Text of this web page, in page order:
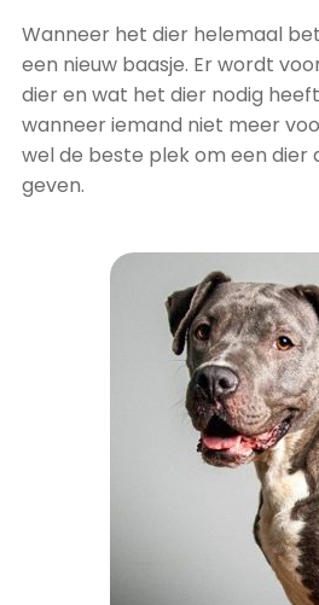
Wanneer het dier helemaal
een nieuw baasje. Er wordt
dier en wat het dier nodig
wanneer iemand niet meer
wel de beste plek om een
geven.